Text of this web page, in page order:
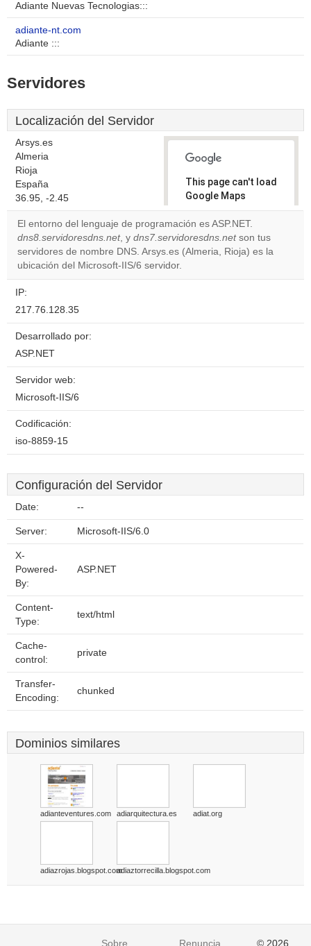
Adiante Nuevas Tecnologias:::
adiante-nt.com
Adiante :::
Servidores
Localización del Servidor
Arsys.es
Almeria
Rioja
España
36.95, -2.45
This page can't load
Google Maps
correctly.
Do you
own this
OK
El entorno del lenguaje de programación es ASP.NET.
dns8.servidoresdns.net, y dns7.servidoresdns.netson tus
servidores de nombre DNS. Arsys.es (Almeria, Rioja) es la
ubicación del Microsoft-IIS/6 servidor.
IP:
217.76.128.35
Desarrollado por:
ASP.NET
Servidor web:
Microsoft-IIS/6
Codificación:
iso-8859-15
Configuración del Servidor
Date: --
Server: Microsoft-IIS/6.0
X-
Powered-
By:
ASP.NET
Content-
Type:
text/html
Cache-
control:
private
Transfer-
Encoding:
chunked
Dominios similares
adianteventures.com adiarquitectura.es adiat.org
adiazrojas.blogspot.comadiaztorrecilla.blogspot.com
Sobre Renuncia © 2026